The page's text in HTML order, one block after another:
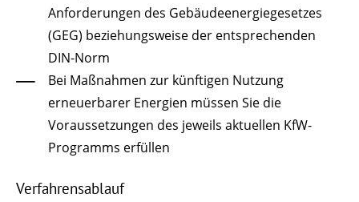
Anforderungen des Gebäudeenergiegesetzes
(GEG) beziehungsweise der entsprechenden
DIN-Norm
Bei Maßnahmen zur künftigen Nutzung
erneuerbarer Energien müssen Sie die
Voraussetzungen des jeweils aktuellen KfW-
Programms erfüllen
Verfahrensablauf